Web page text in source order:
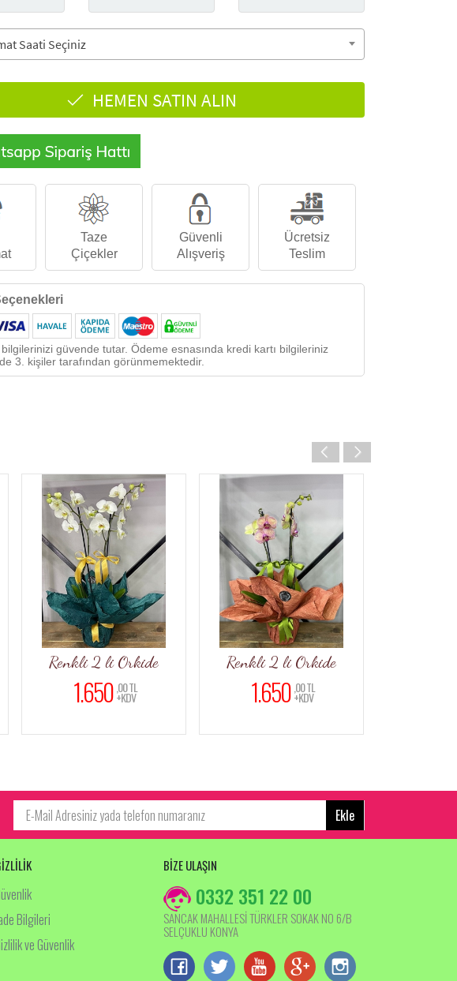
Saati Seçiniz
HEMEN SATIN ALIN
Taze
Çiçekler
Güvenli
Alışveriş
Ücretsiz
Teslim
güvende tutar. Ödeme esnasında kredi kartı bilgileriniz
3. kişiler tarafından görünmemektedir.
Renkli 2 li Orkide
1.650 ,00 TL
+KDV
Renkli 2 li Orkide
1.650 ,00 TL
+KDV
Ekle
Bilgileri
ve Güvenlik
BİZE ULAŞIN
0332 351 22 00
SANCAK MAHALLESİ TÜRKLER SOKAK NO 6/B
SELÇUKLU KONYA